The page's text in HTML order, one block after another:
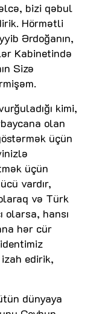
bizi qəbul
Hörmətli
Ərdoğanın,
Kabinetində
Sizə
kimi,
olan
üçün
üçün
vardır,
və Türk
olarsa, hansı
hər cür
edirik,
dünyaya